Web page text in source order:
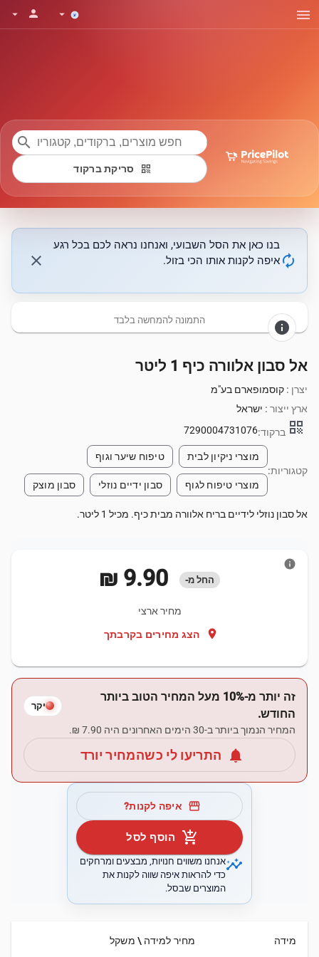
menu
arrow_drop_down
person
arrow_drop_down
search
qr_code סריקת ברקוד
autorenew
בנו כאן את הסל השבועי, ואנחנו נראה לכם בכל רגע
איפה לקנות אותו הכי בזול.
close
info התמונה להמחשה בלבד
אל סבון אלוורה כיף 1 ליטר
יצרן : קוסמופארם בע"מ
ארץ ייצור : ישראל
qr_code ברקוד:7290004731076
קטגוריות:
מוצרי ניקיון לבית טיפוח שיער וגוף
מוצרי טיפוח לגוף סבון ידיים נוזלי סבון מוצק
אל סבון נוזלי לידיים בריח אלוורה מבית כיף. מכיל 1 ליטר.
החל מ-
מחיר ארצי
location_on הצג מחירים בקרבתך
info
זה יותר מ-10% מעל המחיר הטוב ביותר
החודש.
יקר
המחיר הנמוך ביותר ב-30 הימים האחרונים היה ‏7.90 ‏₪.
notifications התריעו לי כשהמחיר יורד
storefront איפה לקנות?
add_shopping_cart הוסף לסל
insightsאנחנו משווים חנויות, מבצעים ומרחקים
כדי להראות איפה שווה לקנות את
המוצרים שבסל.
מידה מחיר למידה \ משקל